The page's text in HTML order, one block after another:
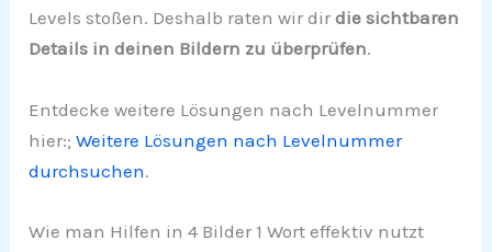
Levels stoßen. Deshalb raten wir dirdie sichtbaren
Details in deinen Bildern zu überprüfen.
Entdecke weitere Lösungen nach Levelnummer
hier:;Weitere Lösungen nach Levelnummer
durchsuchen.
Wie man Hilfen in 4 Bilder 1 Wort effektiv nutzt